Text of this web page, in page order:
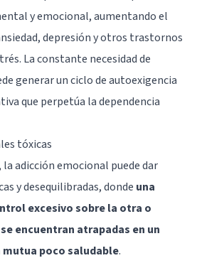
y emocional, aumentando el
depresión y otros trastornos
La constante necesidad de
generar un ciclo de autoexigencia
que perpetúa la dependencia
tóxicas
adicción emocional puede dar
y desequilibradas, donde una
excesivo sobre la otra o
encuentran atrapadas en un
mutua poco saludable.